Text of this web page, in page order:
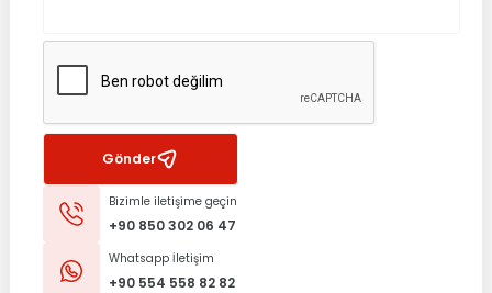
Gönder
Bizimle iletişime geçin
+90 850 302 06 47
Whatsapp İletişim
+90 554 558 82 82